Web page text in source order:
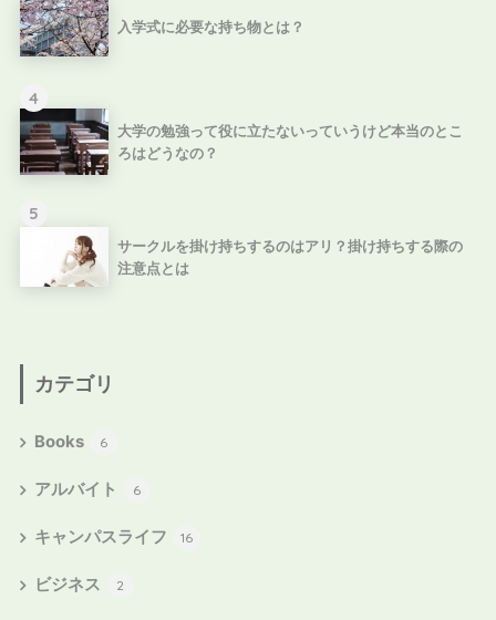
入学式に必要な持ち物とは？
4
大学の勉強って役に立たないっていうけど本当のとこ
ろはどうなの？
5
サークルを掛け持ちするのはアリ？掛け持ちする際の
注意点とは
カテゴリ
Books 6
アルバイト 6
キャンパスライフ 16
ビジネス 2